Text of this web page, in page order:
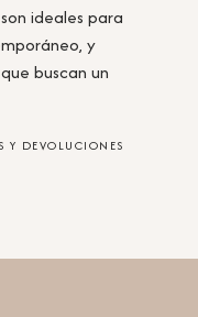
ideales para
y
buscan un
Y DEVOLUCIONES